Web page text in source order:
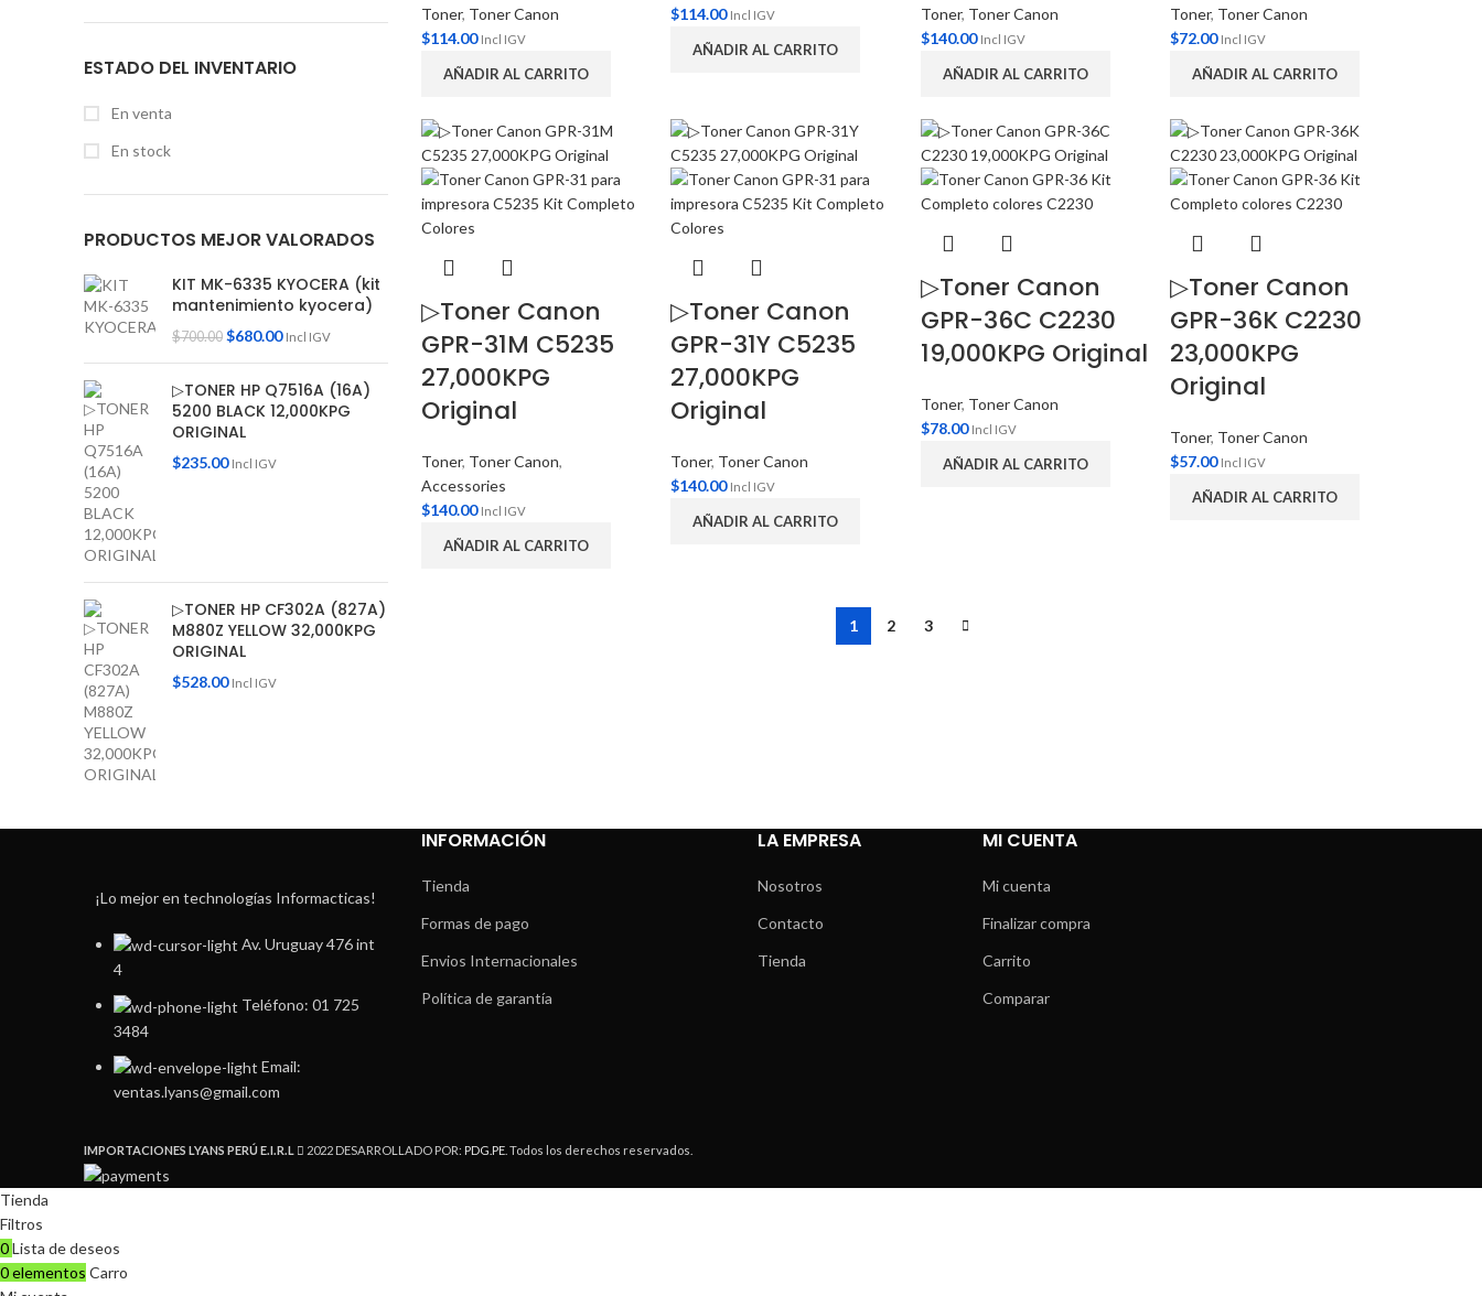
ESTADO DEL INVENTARIO
En venta
En stock
PRODUCTOS MEJOR VALORADOS
KIT MK-6335 KYOCERA (kit
mantenimiento kyocera)
$700.00 $680.00 Incl IGV
▷TONER HP Q7516A (16A)
5200 BLACK 12,000KPG
ORIGINAL
$235.00 Incl IGV
▷TONER HP CF302A (827A)
M880Z YELLOW 32,000KPG
ORIGINAL
$528.00 Incl IGV
Toner, Toner Canon
$114.00 Incl IGV
AÑADIR AL CARRITO
$114.00 Incl IGV
AÑADIR AL CARRITO
Toner, Toner Canon
$140.00 Incl IGV
AÑADIR AL CARRITO
Toner, Toner Canon
$72.00 Incl IGV
AÑADIR AL CARRITO
▷Toner Canon
GPR-31M C5235
27,000KPG
Original
Toner, Toner Canon,
Accessories
$140.00 Incl IGV
AÑADIR AL CARRITO
▷Toner Canon
GPR-31Y C5235
27,000KPG
Original
Toner, Toner Canon
$140.00 Incl IGV
AÑADIR AL CARRITO
▷Toner Canon
GPR-36C C2230
19,000KPG Original
Toner, Toner Canon
$78.00 Incl IGV
AÑADIR AL CARRITO
▷Toner Canon
GPR-36K C2230
23,000KPG
Original
Toner, Toner Canon
$57.00 Incl IGV
AÑADIR AL CARRITO
1 2 3
¡Lo mejor en technologías Informacticas!
Av. Uruguay 476 int
4
Teléfono: 01 725
3484
Email:
ventas.lyans@gmail.com
INFORMACIÓN
Tienda
Formas de pago
Envios Internacionales
Política de garantía
LA EMPRESA
Nosotros
Contacto
Tienda
MI CUENTA
Mi cuenta
Finalizar compra
Carrito
Comparar
IMPORTACIONES LYANS PERÚ E.I.R.L 2022 DESARROLLADO POR: PDG.PE . Todos los derechos reservados.
Tienda
Filtros
0Lista de deseos
0elementos Carro